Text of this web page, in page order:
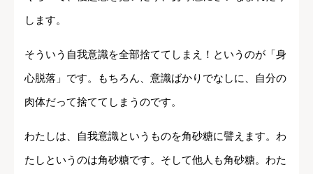
します。
そういう自我意識を全部捨ててしまえ！というのが「身
心脱落」です。もちろん、意識ばかりでなしに、自分の
肉体だって捨ててしまうのです。
わたしは、自我意識というものを角砂糖に譬えます。わ
たしというのは角砂糖です。そして他人も角砂糖。わた